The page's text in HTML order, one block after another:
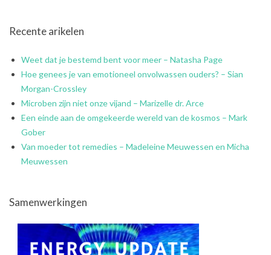
Recente arikelen
Weet dat je bestemd bent voor meer – Natasha Page
Hoe genees je van emotioneel onvolwassen ouders? – Sian
Morgan-Crossley
Microben zijn niet onze vijand – Marizelle dr. Arce
Een einde aan de omgekeerde wereld van de kosmos – Mark
Gober
Van moeder tot remedies – Madeleine Meuwessen en Micha
Meuwessen
Samenwerkingen